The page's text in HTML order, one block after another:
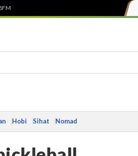
Hobi Sihat Nomad